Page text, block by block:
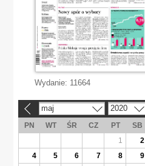
Wydanie: 11664
maj 2020
PN WT ŚR CZ PT SB
1
2
4
5 6 7 8 9